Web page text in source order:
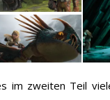
im zweiten Teil